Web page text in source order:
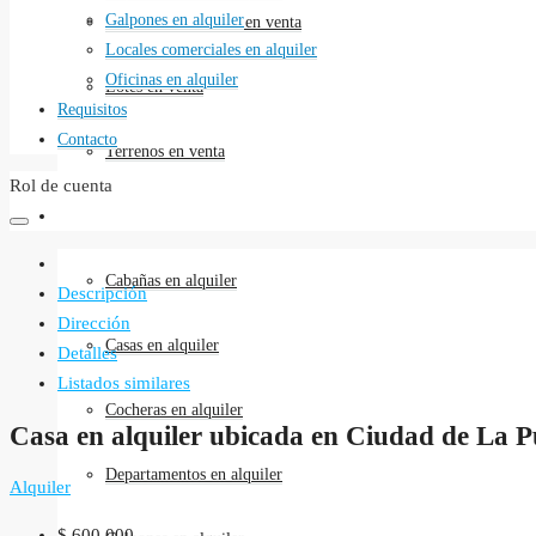
Locales comerciales en venta
Lotes en venta
Terrenos en venta
Cabañas en alquiler
Casas en alquiler
Cocheras en alquiler
Departamentos en alquiler
Galpones en alquiler
Locales comerciales en alquiler
Oficinas en alquiler
Requisitos
Contacto
Rol de cuenta
Descripción
Dirección
Detalles
Listados similares
Casa en alquiler ubicada en Ciudad de La
Alquiler